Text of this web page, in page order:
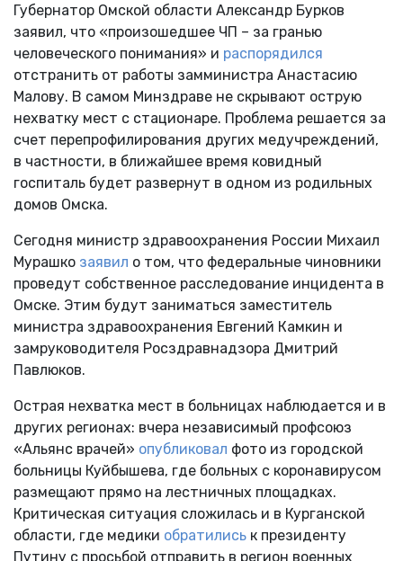
Губернатор Омской области Александр Бурков
заявил, что «произошедшее ЧП – за гранью
человеческого понимания» и распорядился
отстранить от работы замминистра Анастасию
Малову. В самом Минздраве не скрывают острую
нехватку мест с стационаре. Проблема решается за
счет перепрофилирования других медучреждений,
в частности, в ближайшее время ковидный
госпиталь будет развернут в одном из родильных
домов Омска.
Сегодня министр здравоохранения России Михаил
Мурашко заявил о том, что федеральные чиновники
проведут собственное расследование инцидента в
Омске. Этим будут заниматься заместитель
министра здравоохранения Евгений Камкин и
замруководителя Росздравнадзора Дмитрий
Павлюков.
Острая нехватка мест в больницах наблюдается и в
других регионах: вчера независимый профсоюз
«Альянс врачей» опубликовал фото из городской
больницы Куйбышева, где больных с коронавирусом
размещают прямо на лестничных площадках.
Критическая ситуация сложилась и в Курганской
области, где медики обратились к президенту
Путину с просьбой отправить в регион военных